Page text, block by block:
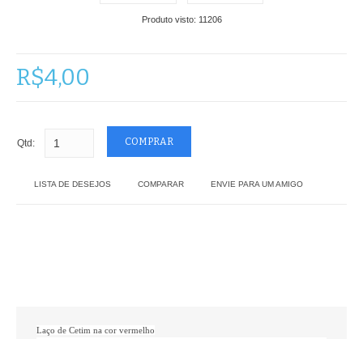
Produto visto: 11206
R$4,00
Qtd:
LISTA DE DESEJOS COMPARAR ENVIE PARA UM AMIGO
Laço de Cetim na cor vermelho